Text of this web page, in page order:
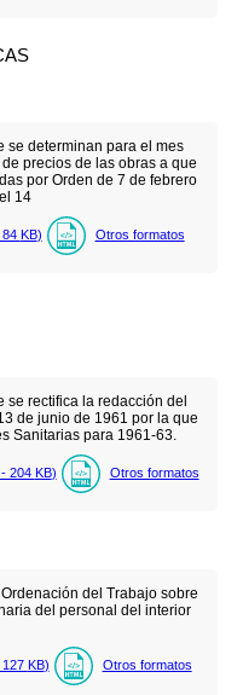
se determinan para el mes
precios de las obras a que
por Orden de 7 de febrero
14
84 KB) Otros formatos
se rectifica la redacción del
de junio de 1961 por la que
Sanitarias para 1961-63.
- 204 KB) Otros formatos
del Trabajo sobre
del personal del interior
127 KB) Otros formatos